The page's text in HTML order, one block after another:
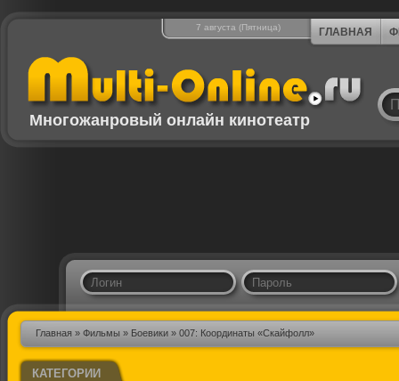
7 августа (Пятница) ГЛАВНАЯ
Многожанровый онлайн кинотеатр
Главная » Фильмы » Боевики » 007: Координаты «Скайфолл»
КАТЕГОРИИ